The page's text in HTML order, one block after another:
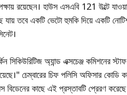
রয়েছেন। হাউস এসএবি 121 উল্টে
তবে একটি ভেটো হুমকি দিয়ে একটি
সিকিউরিটিজ অ্যান্ড এক্সচেঞ্জ কমিশনের স্টাফ
চেম্বারের চিফ পলিসি অফিসার কোডি
বিডেনের কাছে এই প্রস্তাবটি প্রেরণ